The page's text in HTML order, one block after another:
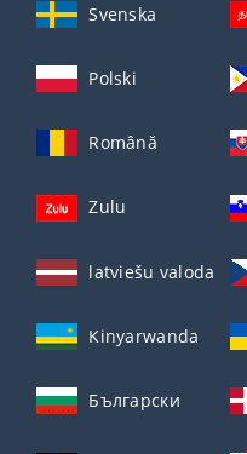
Svenska
Polski
Română
Zulu
latviešu valoda
Kinyarwanda
Български